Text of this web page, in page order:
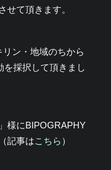
せて頂きます。
ン・地域のちから
を採択して頂きまし
様にBIPOGRAPHY
記事はこちら ）